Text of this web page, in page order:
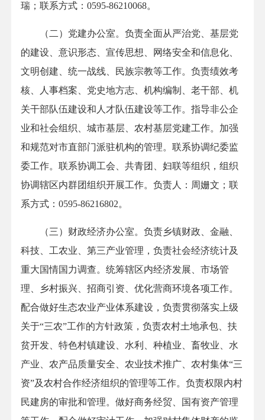
瑞；联系方式：0595-86210068。
（二）党建办公室。负责全面从严治党、基层党
的建设、意识形态、宣传思想、网络安全和信息化、
文明创建、统一战线、民族宗教等工作。负责绩效考
核、人事档案、党史地方志、机构编制、老干部、机
关干部队伍建设和人才队伍建设等工作。指导非公企
业和社会组织、城市基层、农村基层党建工作。加强
和规范对市直部门派驻机构的管理。联系协调纪委监
委工作。联系协调工会、共青团、妇联等组织，组织
协调辖区内群团组织开展工作。负责人：周姗文；联
系方式：0595-86216802。
（三）财政经济办公室。负责乡镇财政、金融、
科技、工农业、第三产业管理，负责社会经济统计及
重大国情国力调查。统筹辖区内经济发展、市场管
理、乡村振兴、招商引资、优化营商环境各项工作。
配合做好生态农业产业体系建设，负责贯彻落实上级
关于“三农”工作的方针政策，负责农村土地承包、扶
贫开发、特色村镇建设、水利、种植业、畜牧业、水
产业、农产品质量安全、农业技术推广、农村集体“三
资”及农村合作经济组织的管理等工作。负责权限内村
民建房的审批和管理。做好商务经贸、国有资产管理